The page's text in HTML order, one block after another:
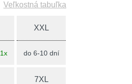
Veľkostná tabuľka
XXL
do 6-10 dní
7XL